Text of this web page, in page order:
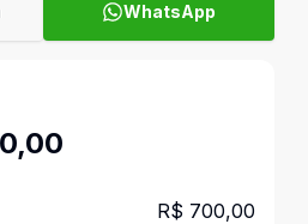
WhatsApp
R$ 700,00